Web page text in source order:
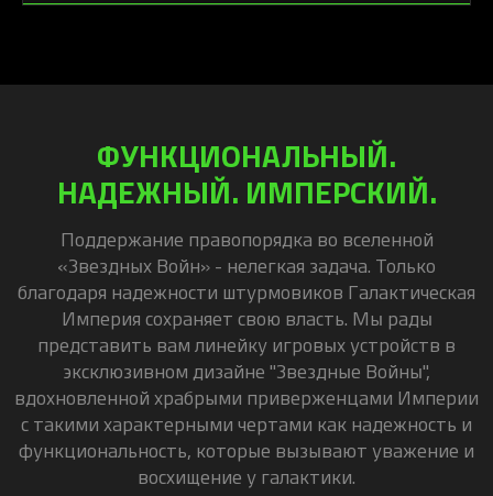
ФУНКЦИОНАЛЬНЫЙ.
НАДЕЖНЫЙ. ИМПЕРСКИЙ.
Поддержание правопорядка во вселенной
«Звездных Войн» - нелегкая задача. Только
благодаря надежности штурмовиков Галактическая
Империя сохраняет свою власть. Мы рады
представить вам линейку игровых устройств в
эксклюзивном дизайне "Звездные Войны",
вдохновленной храбрыми приверженцами Империи
с такими характерными чертами как надежность и
функциональность, которые вызывают уважение и
восхищение у галактики.